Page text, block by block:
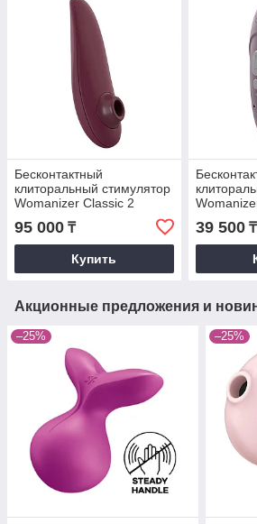
Бесконтактный
клиторальный стимулятор
Womanizer Classic 2
бордовый
95 000 ₸
Купить
39 500₸
Акционные предложения и
–25% –25%